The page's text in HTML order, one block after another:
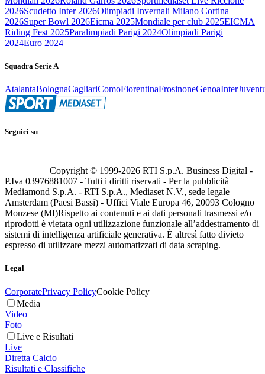
2026Scudetto Inter 2026Olimpiadi Invernali Milano Cortina
2026Super Bowl 2026Eicma 2025Mondiale per club 2025EICMA
Riding Fest 2025Paralimpiadi Parigi 2024Olimpiadi Parigi
2024Euro 2024
Squadra Serie A
AtalantaBolognaCagliariComoFiorentinaFrosinoneGenoaInter
Seguici su
Copyright © 1999-2026 RTI S.p.A. Business Digital -
P.Iva 03976881007 - Tutti i diritti riservati - Per la pubblicità
Mediamond S.p.A. - RTI S.p.A., Mediaset N.V., sede legale
Amsterdam (Paesi Bassi) - Uffici Viale Europa 46, 20093 Cologno
Monzese (MI)Rispetto ai contenuti e ai dati personali trasmessi e/o
riprodotti è vietata ogni utilizzazione funzionale all’addestramento di
sistemi di intelligenza artificiale generativa. È altresì fatto divieto
espresso di utilizzare mezzi automatizzati di data scraping.
Legal
CorporatePrivacy PolicyCookie Policy
Media
Video
Foto
Live e Risultati
Live
Diretta Calcio
Risultati e Classifiche